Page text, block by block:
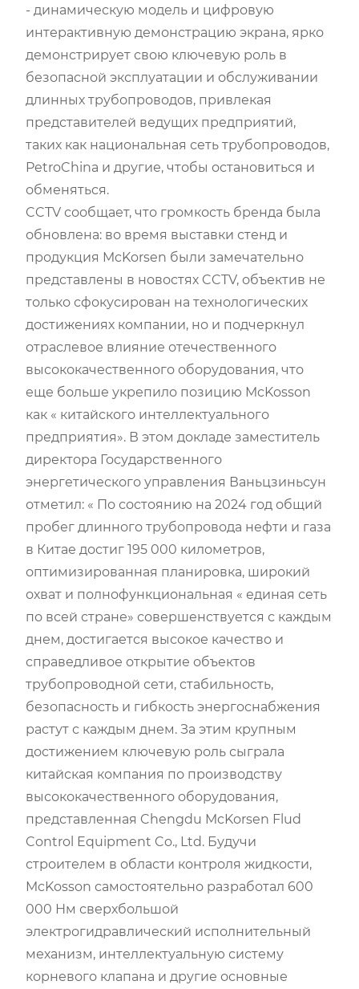
- динамическую модель и цифровую
интерактивную демонстрацию экрана, ярко
демонстрирует свою ключевую роль в
безопасной эксплуатации и обслуживании
длинных трубопроводов, привлекая
представителей ведущих предприятий,
таких как национальная сеть трубопроводов,
PetroChina и другие, чтобы остановиться и
обменяться.
CCTV сообщает, что громкость бренда была
обновлена: во время выставки стенд и
продукция McKorsen были замечательно
представлены в новостях CCTV, объектив не
только сфокусирован на технологических
достижениях компании, но и подчеркнул
отраслевое влияние отечественного
высококачественного оборудования, что
еще больше укрепило позицию McKosson
как « китайского интеллектуального
предприятия». В этом докладе заместитель
директора Государственного
энергетического управления Ваньцзиньсун
отметил: « По состоянию на 2024 год общий
пробег длинного трубопровода нефти и газа
в Китае достиг 195 000 километров,
оптимизированная планировка, широкий
охват и полнофункциональная « единая сеть
по всей стране» совершенствуется с каждым
днем, достигается высокое качество и
справедливое открытие объектов
трубопроводной сети, стабильность,
безопасность и гибкость энергоснабжения
растут с каждым днем. За этим крупным
достижением ключевую роль сыграла
китайская компания по производству
высококачественного оборудования,
представленная Chengdu McKorsen Flud
Control Equipment Co., Ltd. Будучи
строителем в области контроля жидкости,
McKosson самостоятельно разработал 600
000 Нм сверхбольшой
электрогидравлический исполнительный
механизм, интеллектуальную систему
корневого клапана и другие основные